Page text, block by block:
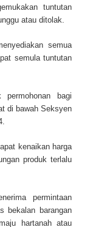
tuntutan
atau ditolak.
semua
semula tuntutan
permohonan bagi
di bawah Seksyen
kenaikan harga
produk terlalu
permintaan
bekalan barangan
hartanah atau